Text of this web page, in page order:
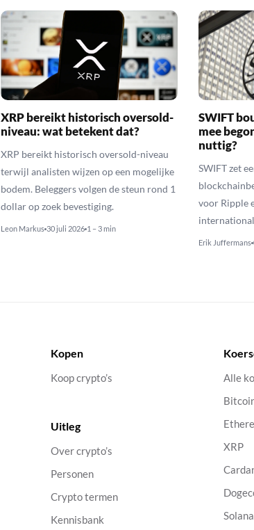
XRP bereikt historisch oversold-
niveau: wat betekent dat?
XRP bereikt historisch oversold-niveau
terwijl analisten wijzen op een mogelijke
bodem. Beleggers volgen de steun rond 1
dollar op zoek bevestiging.
Leon Markus 30 juli 2026 1 – 3 min
SWIFT
mee
nuttig?
SWIFT zet
voor Ripple
Erik Juffermans
Kopen
Koop crypto’s
Uitleg
Over crypto’s
Personen
Crypto termen
Kennisbank
Alle
XRP
Solana